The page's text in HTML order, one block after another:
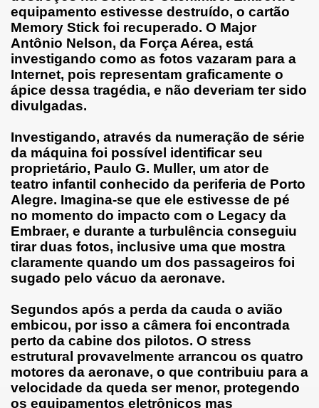
equipamento estivesse destruído, o cartão
Memory Stick foi recuperado. O Major
Antônio Nelson, da Força Aérea, está
investigando como as fotos vazaram para a
Internet, pois representam graficamente o
ápice dessa tragédia, e não deveriam ter sido
divulgadas.
Investigando, através da numeração de série
da máquina foi possível identificar seu
proprietário, Paulo G. Muller, um ator de
teatro infantil conhecido da periferia de Porto
Alegre. Imagina-se que ele estivesse de pé
no momento do impacto com o Legacy da
Embraer, e durante a turbulência conseguiu
tirar duas fotos, inclusive uma que mostra
claramente quando um dos passageiros foi
sugado pelo vácuo da aeronave.
Segundos após a perda da cauda o avião
embicou, por isso a câmera foi encontrada
perto da cabine dos pilotos. O stress
estrutural provavelmente arrancou os quatro
motores da aeronave, o que contribuiu para a
velocidade da queda ser menor, protegendo
os equipamentos eletrônicos mas